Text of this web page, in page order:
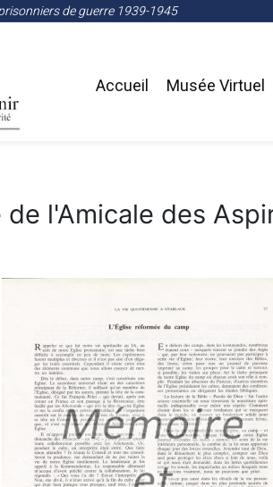
de guerre 1939-1945
Accueil Musée Virtuel
de l'Amicale des